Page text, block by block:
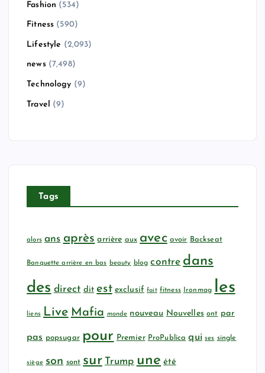
Fashion (534)
Fitness (590)
Lifestyle (2,093)
news(7,498)
Technology (9)
Travel (9)
Tags
alors ans après arrière aux avec avoir Backseat
Banquette arrière en bas beauty blog contre dans
des direct dit est exclusif fait fitness Ironmag les
liens Live Mafia monde nouveau Nouvelles ont par
pas popsugar pour Premier ProPublica qui ses single
siège son sont sur Trump une été